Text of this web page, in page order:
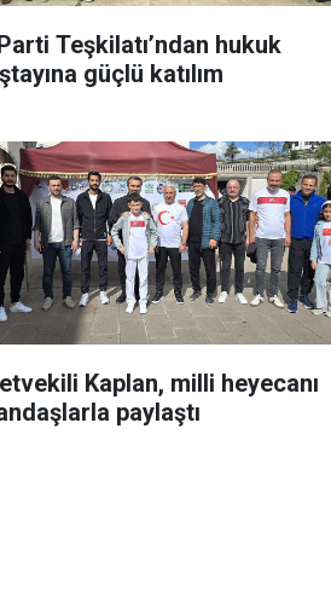
Teşkilatı’ndan hukuk
güçlü katılım
Kaplan, milli heyecanı
paylaştı